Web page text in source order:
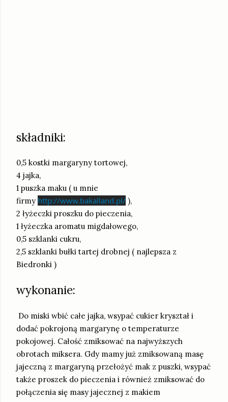
składniki:
0,5 kostki margaryny tortowej,
4 jajka,
1 puszka maku ( u mnie
firmy http://www.bakalland.pl/ ),
2 łyżeczki proszku do pieczenia,
1 łyżeczka aromatu migdałowego,
0,5 szklanki cukru,
2,5 szklanki bułki tartej drobnej ( najlepsza z
Biedronki )
wykonanie:
Do miski wbić całe jajka, wsypać cukier kryształ i
dodać pokrojoną margarynę o temperaturze
pokojowej. Całość zmiksować na najwyższych
obrotach miksera. Gdy mamy już zmiksowaną masę
jajeczną z margaryną przełożyć mak z puszki, wsypać
także proszek do pieczenia i również zmiksować do
połączenia się masy jajecznej z makiem